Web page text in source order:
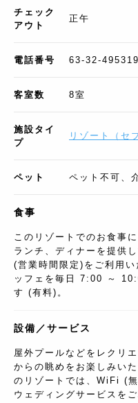
チェック
アウト
正午
電話番号 63-32-
客室数 8室
施設タイ
プ
リゾート （ セ
ペット ペット不可、
食事
このリゾートでのお食事
ランチ、ディナーを提供
(営業時間限定)をご利用
ッフェを毎日 7:00 ～
す (有料)。
設備／サービス
屋外プールなどをレクリ
からの眺めをお楽しみい
のリゾートでは、WiFi (
ウェディングサービスを